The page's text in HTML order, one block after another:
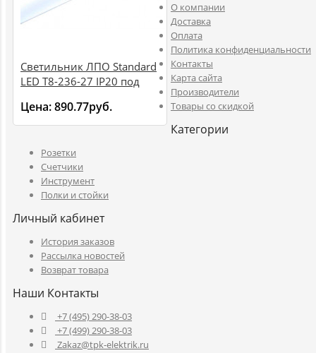
Светильник ЛПО Standard
LED Т8-236-27 IP20 под
711203627
Цена:890.77руб.
O компании
Доставка
Оплата
Политика конфиденциальности
Контакты
Карта сайта
Производители
Товары со скидкой
Категории
Розетки
Счетчики
Инструмент
Полки и стойки
Личный кабинет
История заказов
Рассылка новостей
Возврат товара
Наши Контакты
+7 (495) 290-38-03
+7 (499) 290-38-03
Zakaz@tpk-elektrik.ru